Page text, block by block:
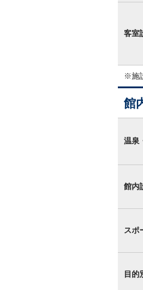
客室
※施
館
設温泉
館内
スポ
目的